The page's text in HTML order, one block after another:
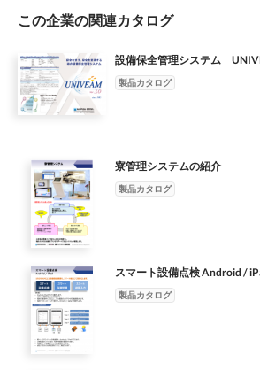
※2 ※3 ※1 インターネット接続環境が必要
ル回線の場合、別途SIMの契約が必要です
別途費⽤が発⽣します。 ※3 評価版には使
・ RFIDを使⽤しない管理サーバーのみの提
Amazon Web Servicesその他のAWS商標は
部尼崎システムグループ 〒660-0856 兵庫
この企業の関連カタログ
設備保全管理システム
製品カタログ
寮管理システムの紹介
製品カタログ
スマート設備点検 Android /
製品カタログ